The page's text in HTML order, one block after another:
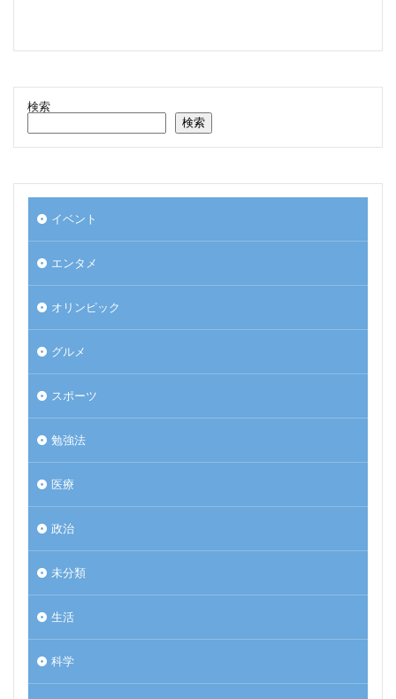
検索
検索
イベント
エンタメ
オリンピック
グルメ
スポーツ
勉強法
医療
政治
未分類
生活
科学